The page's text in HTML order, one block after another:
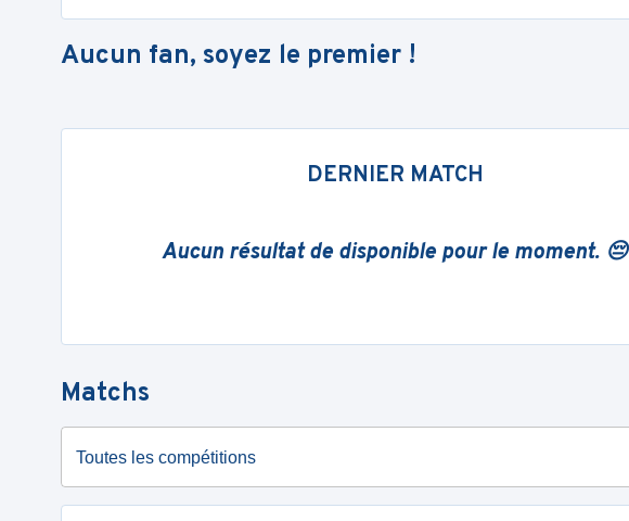
Aucun fan, soyez le premier !
DERNIER MATCH
Aucun résultat de disponible pour le moment. 😔
Matchs
Toutes les compétitions